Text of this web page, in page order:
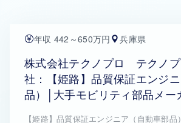
年収 442～650万円 兵庫県
株式会社テクノプロ テクノ
社：【姫路】品質保証エンジ
品）│大手モビリティ部品メー
【姫路】品質保証エンジニア（自動車部